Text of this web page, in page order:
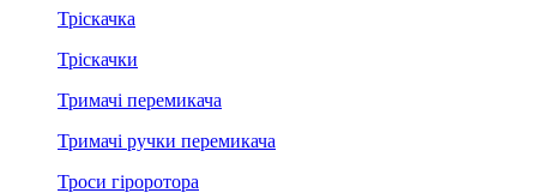
Тріскачка
Тріскачки
Тримачі перемикача
Тримачі ручки перемикача
Троси гіроротора